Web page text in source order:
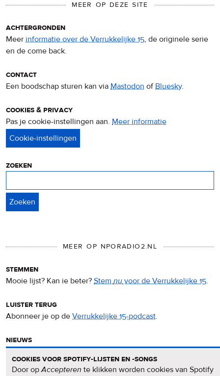
MEER OP DEZE SITE
achtergronden
Meer informatie over de Verrukkelijke 15, de originele serie
en de come back.
contact
Een boodschap sturen kan via Mastodon ofBluesky.
cookies & privacy
Pas je cookie-instellingen aan. Meer informatie
zoeken
MEER OP NPORADIO2.NL
stemmen
Mooie lijst? Kan ie beter? Stemnuvoor de Verrukkelijke 15.
luister terug
Abonneer je op de Verrukkelijke 15-podcast.
nieuws
cookies voor spotify-lijsten en -songs
Door opAccepteren te klikken worden cookies van Spotify